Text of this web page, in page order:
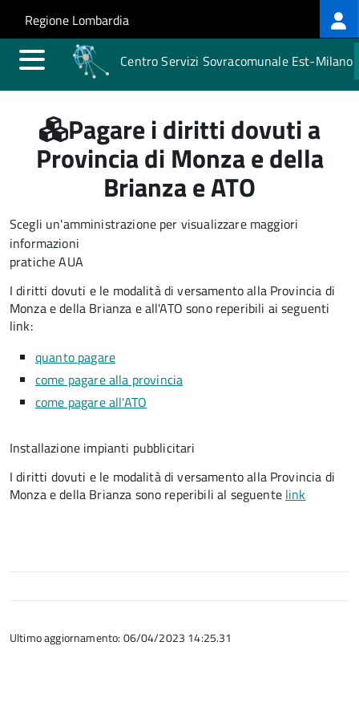
Salta al contenuto principale
Skip to site navigation
Regione Lombardia
Centro Servizi Sovracomunale Est-Milano
Pagare i diritti dovuti a
Provincia di Monza e della
Brianza e ATO
Scegli un'amministrazione per visualizzare maggiori
informazioni
pratiche AUA
I diritti dovuti e le modalità di versamento alla Provincia di
Monza e della Brianza e all'ATO sono reperibili ai seguenti
link:
quanto pagare
come pagare alla provincia
come pagare all'ATO
Installazione impianti pubblicitari
I diritti dovuti e le modalità di versamento alla Provincia di
Monza e della Brianza sono reperibili al seguente link
Ultimo aggiornamento: 06/04/2023 14:25.31